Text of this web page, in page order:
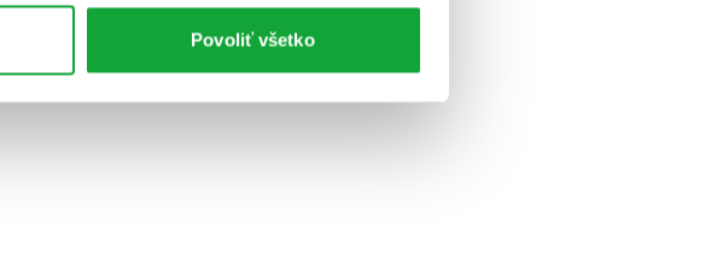
Povoliť všetko